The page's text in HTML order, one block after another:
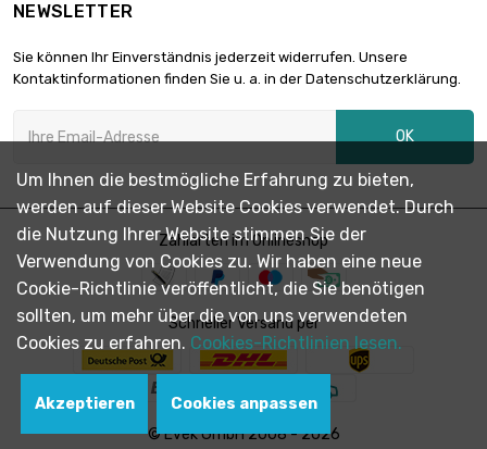
NEWSLETTER
Sie können Ihr Einverständnis jederzeit widerrufen. Unsere
Kontaktinformationen finden Sie u. a. in der Datenschutzerklärung.
OK
Zahlarten im Onlineshop
Schneller Versand per
© Evek GmbH 2008 - 2026
Um Ihnen die bestmögliche Erfahrung zu bieten,
werden auf dieser Website Cookies verwendet. Durch
die Nutzung Ihrer Website stimmen Sie der
Verwendung von Cookies zu. Wir haben eine neue
Cookie-Richtlinie veröffentlicht, die Sie benötigen
sollten, um mehr über die von uns verwendeten
Cookies zu erfahren. Cookies-Richtlinien lesen.
Akzeptieren Cookies anpassen